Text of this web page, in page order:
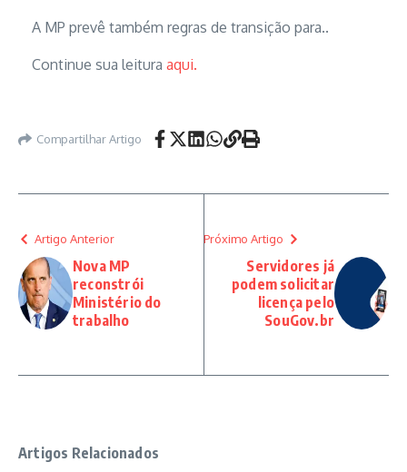
A MP prevê também regras de transição para..
Continue sua leitura aqui.
Compartilhar Artigo
Artigo Anterior
Nova MP
reconstrói
Ministério do
trabalho
Próximo Artigo
Servidores já
podem solicitar
licença pelo
SouGov.br
Artigos Relacionados